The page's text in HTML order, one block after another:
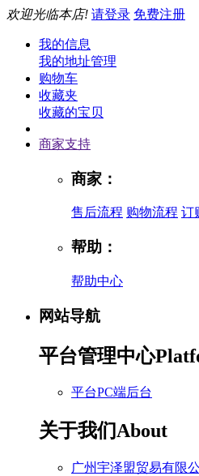
欢迎光临本店! 请登录 免费注册
我的信息
我的地址管理
购物车
收藏夹
收藏的宝贝
商家支持
商家：
售后流程 购物流程 订
帮助：
帮助中心
网站导航
平台管理中心
平台PC端后台
关于我们About
广州宇泽盟贸易有限